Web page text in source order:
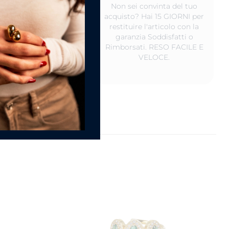
in un luogo
al riparo da luce
Va bene anche
scatolino.
Non sei convinta del tuo
acquisto? Hai 15 GIORNI per
restituire l'articolo con la
garanzia Soddisfatti o
Rimborsati. RESO FACILE E
VELOCE.